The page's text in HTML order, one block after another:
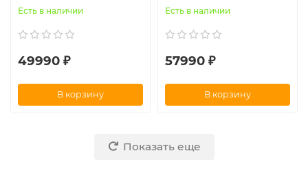
Есть в наличии
49990 ₽
В корзину
Есть в наличии
57990 ₽
В корзину
Показать еще